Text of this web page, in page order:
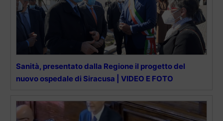
Sanità, presentato dalla Regione il progetto del
nuovo ospedale di Siracusa | VIDEO E FOTO